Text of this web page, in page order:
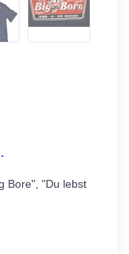
Bore", "Du lebst